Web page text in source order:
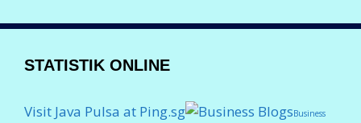
STATISTIK ONLINE
Visit Java Pulsa at Ping.sg
Business